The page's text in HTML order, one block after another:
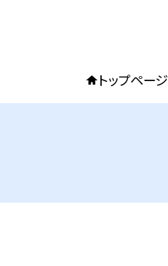
トップページ